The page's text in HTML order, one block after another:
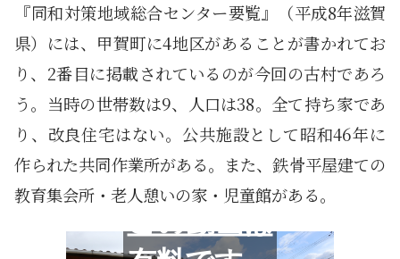
『同和対策地域総合センター要覧』（平成8年滋賀
県）には、甲賀町に4地区があることが書かれてお
り、2番目に掲載されているのが今回の古村であろ
う。当時の世帯数は9、人口は38。全て持ち家であ
り、改良住宅はない。公共施設として昭和46年に
作られた共同作業所がある。また、鉄骨平屋建ての
教育集会所・老人憩いの家・児童館がある。